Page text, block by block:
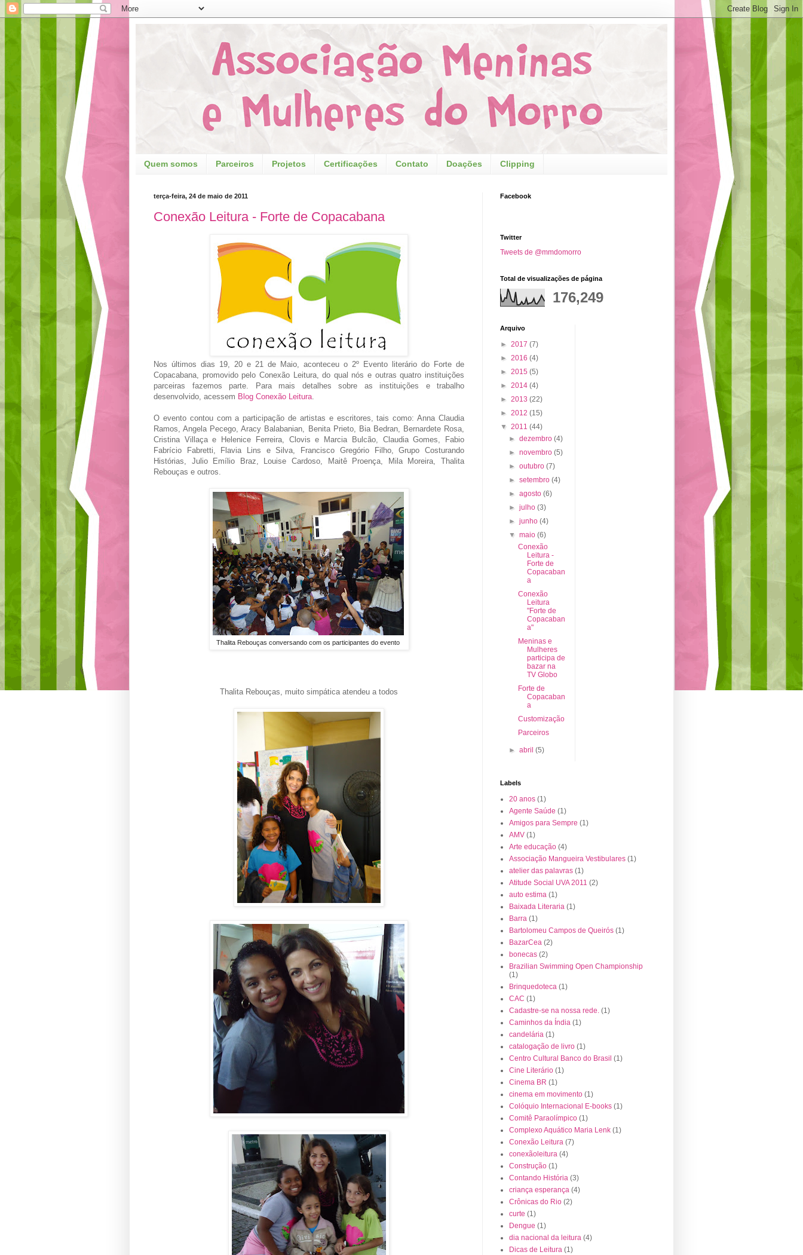
Quem somos Parceiros Projetos Certificações Contato Doações Clipping
terça-feira, 24 de maio de 2011
Conexão Leitura - Forte de Copacabana
Nos últimos dias 19, 20 e 21 de Maio, aconteceu o 2º Evento literário do Forte de
Copacabana, promovido pelo Conexão Leitura, do qual nós e outras quatro instituições
parceiras fazemos parte. Para mais detalhes sobre as instituições e trabalho
desenvolvido, acessem Blog Conexão Leitura.
O evento contou com a participação de artistas e escritores, tais como: Anna Claudia
Ramos, Angela Pecego, Aracy Balabanian, Benita Prieto, Bia Bedran, Bernardete Rosa,
Cristina Villaça e Helenice Ferreira, Clovis e Marcia Bulcão, Claudia Gomes, Fabio
Fabrício Fabretti, Flavia Lins e Silva, Francisco Gregório Filho, Grupo Costurando
Histórias, Julio Emílio Braz, Louise Cardoso, Maitê Proença, Mila Moreira, Thalita
Rebouças e outros.
Thalita Rebouças conversando com os participantes do evento
Thalita Rebouças, muito simpática atendeu a todos
Facebook
Twitter
Tweets de @mmdomorro
Total de visualizações de página
176,249
Arquivo
► 2017 (7)
► 2016 (4)
► 2015 (5)
► 2014 (4)
► 2013 (22)
► 2012 (15)
▼ 2011 (44)
►dezembro(4)
►novembro(5)
►outubro(7)
►setembro(4)
►agosto(6)
►julho(3)
►junho(4)
▼maio(6)
Conexão
Leitura -
Forte de
Copacaban
a
Conexão
Leitura
"Forte de
Copacaban
a"
Meninas e
Mulheres
participa de
bazar na
TV Globo
Forte de
Copacaban
a
Customização
Parceiros
►abril(5)
Labels
20 anos (1)
Agente Saúde (1)
Amigos para Sempre (1)
AMV (1)
Arte educação (4)
Associação Mangueira Vestibulares (1)
atelier das palavras (1)
Atitude Social UVA 2011 (2)
auto estima (1)
Baixada Literaria (1)
Barra (1)
Bartolomeu Campos de Queirós (1)
BazarCea (2)
bonecas (2)
Brazilian Swimming Open Championship
(1)
Brinquedoteca (1)
CAC (1)
Cadastre-se na nossa rede. (1)
Caminhos da Índia (1)
candelária (1)
catalogação de livro (1)
Centro Cultural Banco do Brasil (1)
Cine Literário (1)
Cinema BR (1)
cinema em movimento (1)
Colóquio Internacional E-books (1)
Comitê Paraolímpico (1)
Complexo Aquático Maria Lenk (1)
Conexão Leitura (7)
conexãoleitura (4)
Construção (1)
Contando História (3)
criança esperança (4)
Crônicas do Rio (2)
curte (1)
Dengue (1)
dia nacional da leitura (4)
Dicas de Leitura (1)